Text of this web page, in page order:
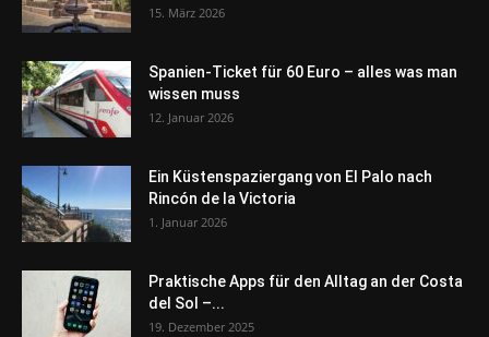
15. März 2026
Spanien-Ticket für 60 Euro – alles was man
wissen muss
12. Januar 2026
Ein Küstenspaziergang von El Palo nach
Rincón de la Victoria
1. Januar 2026
Praktische Apps für den Alltag an der Costa
del Sol –...
19. Dezember 2025